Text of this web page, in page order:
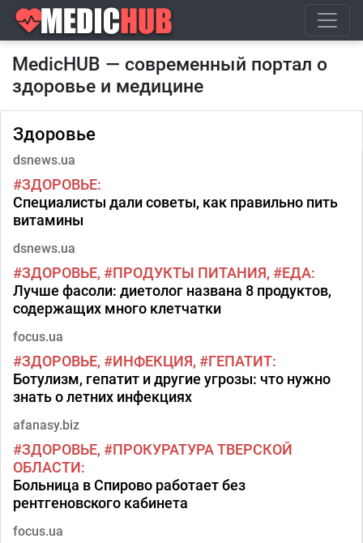
MedicHUB — современный портал о
здоровье и медицине
Здоровье
dsnews.ua
ЗДОРОВЬЕ
Специалисты дали советы, как правильно пить
витамины
dsnews.ua
ЗДОРОВЬЕ ПРОДУКТЫ ПИТАНИЯ
ЕДА
Лучше фасоли: диетолог названа 8 продуктов,
содержащих много клетчатки
focus.ua
ЗДОРОВЬЕ ИНФЕКЦИЯ
ГЕПАТИТ
Ботулизм, гепатит и другие угрозы: что нужно
знать о летних инфекциях
afanasy.biz
ЗДОРОВЬЕ
ПРОКУРАТУРА ТВЕРСКОЙ
ОБЛАСТИ
Больница в Спирово работает без
рентгеновского кабинета
focus.ua